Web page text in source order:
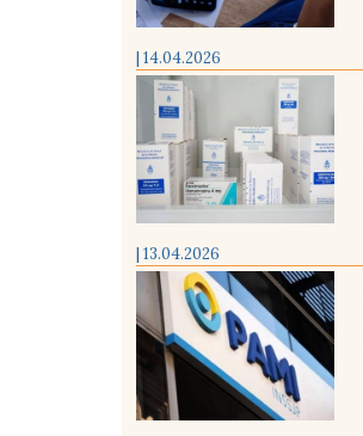
| 14.04.2026
| 13.04.2026